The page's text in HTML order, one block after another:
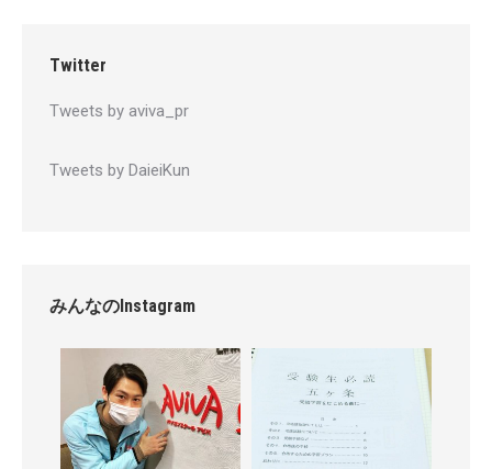
Twitter
Tweets by aviva_pr
Tweets by DaieiKun
みんなのInstagram